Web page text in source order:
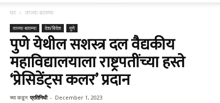
घर ताज्या बातम्या
ताज्या बातम्या देश/विदेश पुणे
पुणे येथील सशस्त्र दल वैद्यकीय
महाविद्यालयाला राष्ट्रपतींच्या हस्ते
‘प्रेसिडेंट्स कलर’ प्रदान
च्या कडून प्रतिनिधी - December 1, 2023